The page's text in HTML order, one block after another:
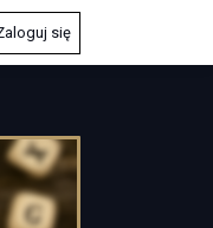
się